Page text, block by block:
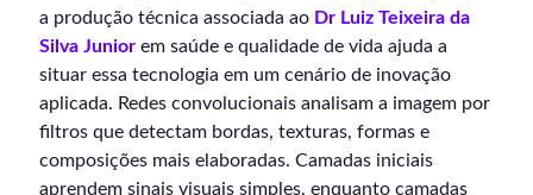
a produção técnica associada ao Dr Luiz Teixeira da
Silva Junior em saúde e qualidade de vida ajuda a
situar essa tecnologia em um cenário de inovação
aplicada. Redes convolucionais analisam a imagem por
filtros que detectam bordas, texturas, formas e
composições mais elaboradas. Camadas iniciais
aprendem sinais visuais simples, enquanto camadas